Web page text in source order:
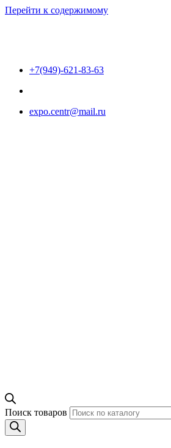
Перейти к содержимому
+7(949)-621-83-63
expo.centr@mail.ru
Поиск товаров